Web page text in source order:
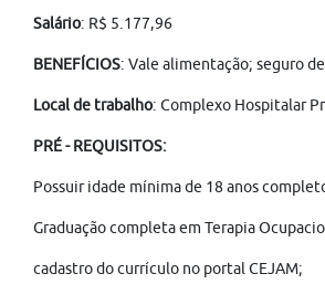
Salário: R$ 5.177,96
BENEFÍCIOS: Vale alimentação; seguro
Local de trabalho: Complexo Hospitalar
PRÉ - REQUISITOS:
Possuir idade mínima de 18 anos
Graduação completa em Terapia
cadastro do currículo no portal CEJAM;